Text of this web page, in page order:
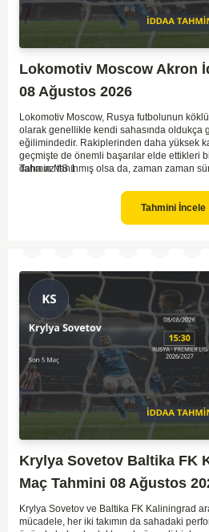
Lokomotiv Moscow Akron
08 Ağustos 2026
Lokomotiv Moscow, Rusya futbolunun
olarak genellikle kendi sahasında oldukça
eğilimindedir. Rakiplerinden daha yüksek
geçmişte de önemli başarılar elde ettikleri
daha az tanınmış olsa da, zaman zaman
ve güçlü ekipler karşısında istikrarlı bir
zorlanabilirler. Lokomotiv Moscow'un
oynama avantajının, bu karşılaşmada
Tahmin MS 1
Tahmini İncele
Krylya Sovetov Baltika FK
Maç Tahmini 08 Ağustos
Krylya Sovetov ve Baltika FK Kaliningrad
mücadele, her iki takımın da sahadaki